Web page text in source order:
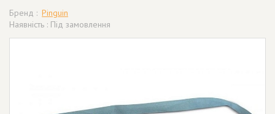
Бренд : Pinguin
Наявність : Під замовлення